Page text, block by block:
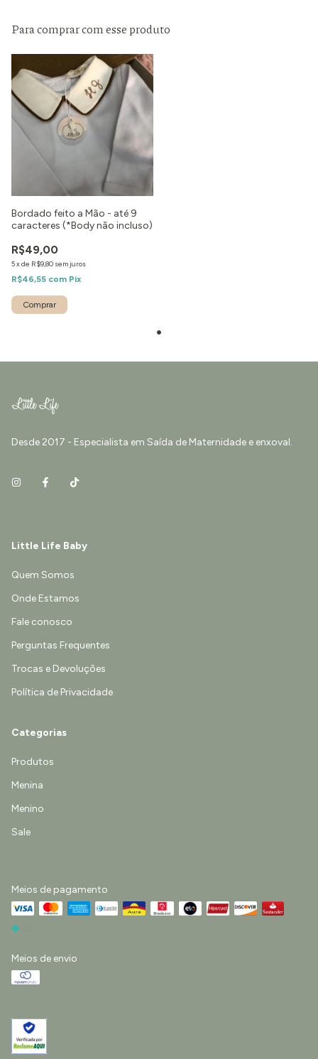
Para comprar com esse produto
Bordado feito a Mão - até 9
caracteres (*Body não incluso)
R$49,00
5xde R$9,80 sem juros
R$46,55 com Pix
Desde 2017 - Especialista em Saída de Maternidade e enxoval.
Little Life Baby
Quem Somos
Onde Estamos
Fale conosco
Perguntas Frequentes
Trocas e Devoluções
Política de Privacidade
Categorias
Produtos
Menina
Menino
Sale
Meios de pagamento
Meios de envio